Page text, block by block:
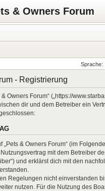
& Owners Forum
Sprache:
- Registrierung
Owners Forum“ („https://
dir und dem Betreiber ein
„Pets & Owners Forum“ (im
mit dem Betreiber
und erklärst dich mit den
Regelungen nicht einverstanden
nutzen. Für die Nutzung des